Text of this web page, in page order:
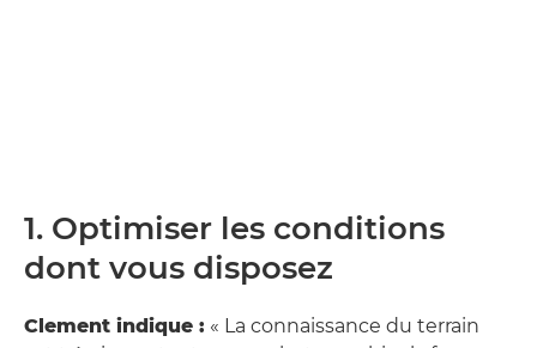
1. Optimiser les conditions
dont vous disposez
Clement indique : « La connaissance du terrain